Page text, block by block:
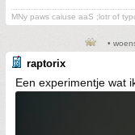
MNy paws caiuse aaS ;lotr of
•
raptorix
Een experimentje wat